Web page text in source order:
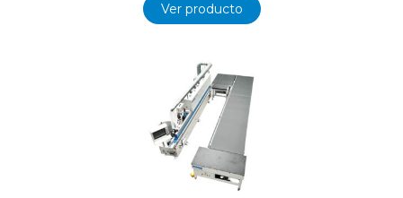
Ver producto